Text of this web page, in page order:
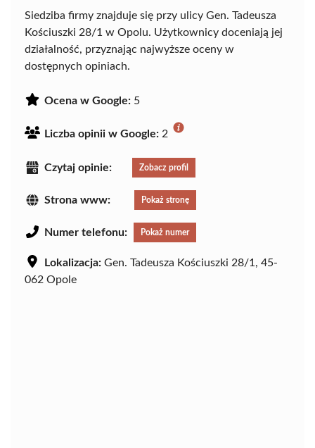
Siedziba firmy znajduje się przy ulicy Gen. Tadeusza
Kościuszki 28/1 w Opolu. Użytkownicy doceniają jej
działalność, przyznając najwyższe oceny w
dostępnych opiniach.
Ocena w Google: 5
Liczba opinii w Google: 2
Czytaj opinie: Zobacz profil
Strona www: Pokaż stronę
Numer telefonu: Pokaż numer
Lokalizacja: Gen. Tadeusza Kościuszki 28/1, 45-
062 Opole